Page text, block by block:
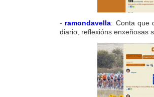
- ramondavella: Conta que
diario, reflexións enxeñosas